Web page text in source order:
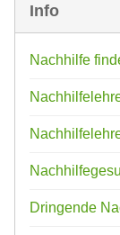
Info
Nachhilfe
Dringende